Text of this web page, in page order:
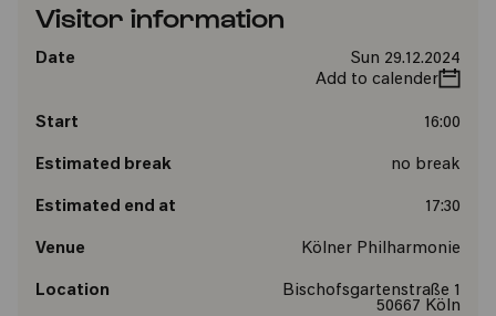
Visitor information
Date
Sun 29.12.2024
Add to calender
Start 16:00
Estimated break no break
Estimated end at 17:30
Venue Kölner Philharmonie
Location
Bischofsgartenstraße 1
50667 Köln